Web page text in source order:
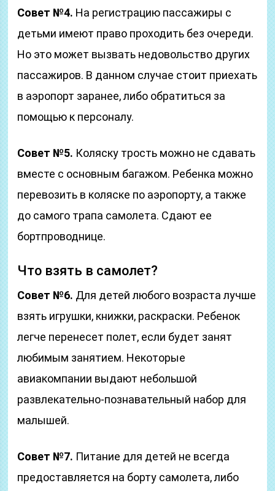
Совет №4. На регистрацию пассажиры с
детьми имеют право проходить без очереди.
Но это может вызвать недовольство других
пассажиров. В данном случае стоит приехать
в аэропорт заранее, либо обратиться за
помощью к персоналу.
Совет №5. Коляску трость можно не сдавать
вместе с основным багажом. Ребенка можно
перевозить в коляске по аэропорту, а также
до самого трапа самолета. Сдают ее
бортпроводнице.
Что взять в самолет?
Совет №6. Для детей любого возраста лучше
взять игрушки, книжки, раскраски. Ребенок
легче перенесет полет, если будет занят
любимым занятием. Некоторые
авиакомпании выдают небольшой
развлекательно-познавательный набор для
малышей.
Совет №7. Питание для детей не всегда
предоставляется на борту самолета, либо